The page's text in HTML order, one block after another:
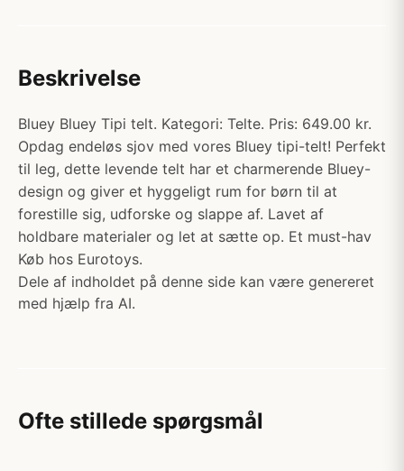
Beskrivelse
Bluey Bluey Tipi telt. Kategori: Telte. Pris: 649.00 kr.
Opdag endeløs sjov med vores Bluey tipi-telt! Perfekt
til leg, dette levende telt har et charmerende Bluey-
design og giver et hyggeligt rum for børn til at
forestille sig, udforske og slappe af. Lavet af
holdbare materialer og let at sætte op. Et must-hav
Køb hos Eurotoys.
Dele af indholdet på denne side kan være genereret
med hjælp fra AI.
Ofte stillede spørgsmål